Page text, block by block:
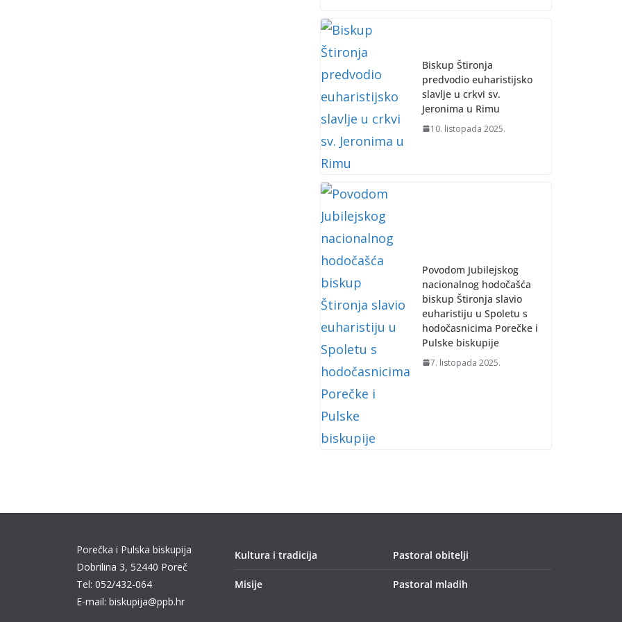
Biskup Štironja
predvodio euharistijsko
slavlje u crkvi sv.
Jeronima u Rimu
10. listopada 2025.
Povodom Jubilejskog
nacionalnog hodočašća
biskup Štironja slavio
euharistiju u Spoletu s
hodočasnicima Porečke i
Pulske biskupije
7. listopada 2025.
Porečka i Pulska biskupija
Dobrilina 3, 52440 Poreč
Tel: 052/432-064
E-mail: biskupija@ppb.hr
Kultura i tradicija
Misije
Pastoral obitelji
Pastoral mladih